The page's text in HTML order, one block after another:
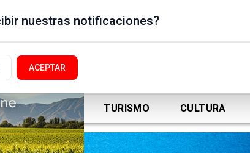
DEPORTES TURISMO CULTURA
nuestras notificaciones?
ACEPTAR